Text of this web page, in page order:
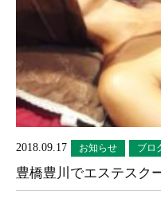
2018.09.17 お知らせ ブロ
豊橋豊川でエステスク